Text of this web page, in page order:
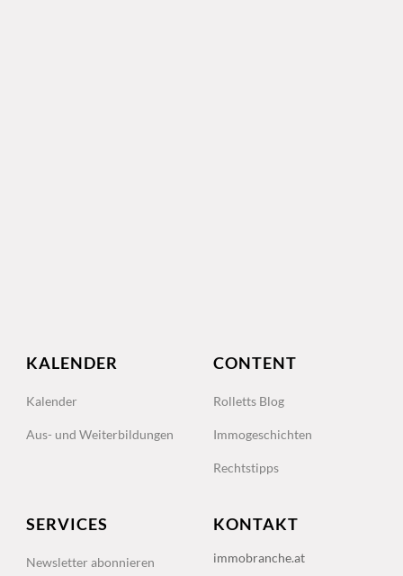
KALENDER
Kalender
Aus- und Weiterbildungen
CONTENT
Rolletts Blog
Immogeschichten
Rechtstipps
SERVICES
Newsletter abonnieren
KONTAKT
immobranche.at